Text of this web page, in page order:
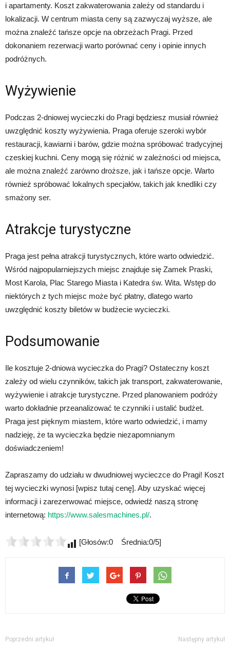
i apartamenty. Koszt zakwaterowania zależy od standardu i
lokalizacji. W centrum miasta ceny są zazwyczaj wyższe, ale
można znaleźć tańsze opcje na obrzeżach Pragi. Przed
dokonaniem rezerwacji warto porównać ceny i opinie innych
podróżnych.
Wyżywienie
Podczas 2-dniowej wycieczki do Pragi będziesz musiał również
uwzględnić koszty wyżywienia. Praga oferuje szeroki wybór
restauracji, kawiarni i barów, gdzie można spróbować tradycyjnej
czeskiej kuchni. Ceny mogą się różnić w zależności od miejsca,
ale można znaleźć zarówno droższe, jak i tańsze opcje. Warto
również spróbować lokalnych specjałów, takich jak knedliki czy
smażony ser.
Atrakcje turystyczne
Praga jest pełna atrakcji turystycznych, które warto odwiedzić.
Wśród najpopularniejszych miejsc znajduje się Zamek Praski,
Most Karola, Plac Starego Miasta i Katedra św. Wita. Wstęp do
niektórych z tych miejsc może być płatny, dlatego warto
uwzględnić koszty biletów w budżecie wycieczki.
Podsumowanie
Ile kosztuje 2-dniowa wycieczka do Pragi? Ostateczny koszt
zależy od wielu czynników, takich jak transport, zakwaterowanie,
wyżywienie i atrakcje turystyczne. Przed planowaniem podróży
warto dokładnie przeanalizować te czynniki i ustalić budżet.
Praga jest pięknym miastem, które warto odwiedzić, i mamy
nadzieję, że ta wycieczka będzie niezapomnianym
doświadczeniem!
Zapraszamy do udziału w dwudniowej wycieczce do Pragi! Koszt
tej wycieczki wynosi [wpisz tutaj cenę]. Aby uzyskać więcej
informacji i zarezerwować miejsce, odwiedź naszą stronę
internetową: https://www.salesmachines.pl/.
[Głosów:0 Średnia:0/5]
Poprzedni artykuł Następny artykuł